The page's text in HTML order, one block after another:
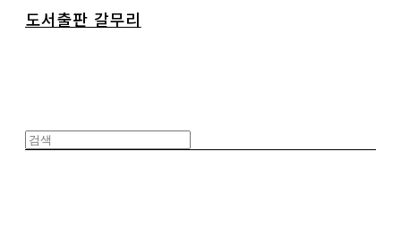
도서출판 갈무리